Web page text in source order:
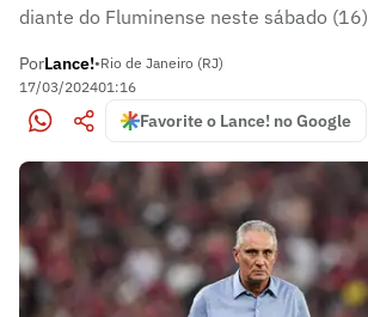
diante do Fluminense neste sábado (16)
PorLance!•Rio de Janeiro (RJ)
17/03/202401:16
Favorite o Lance! no Google